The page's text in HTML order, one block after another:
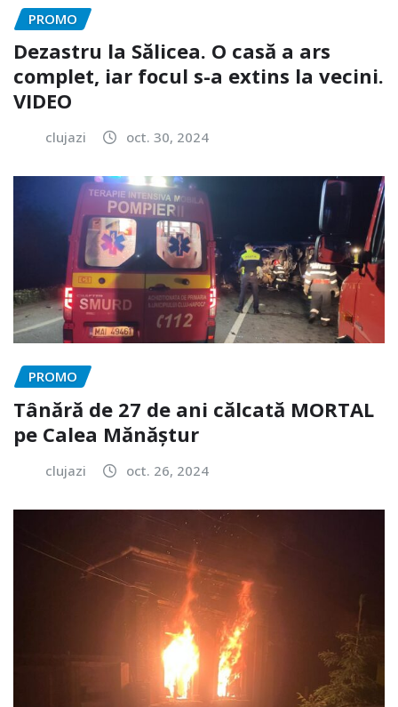
PROMO
Dezastru la Sălicea. O casă a ars
complet, iar focul s-a extins la vecini.
VIDEO
clujazi oct. 30, 2024
PROMO
Tânără de 27 de ani călcată MORTAL
pe Calea Mănăștur
clujazi oct. 26, 2024